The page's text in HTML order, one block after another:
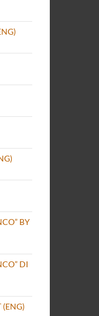
BY
DI
(ENG)